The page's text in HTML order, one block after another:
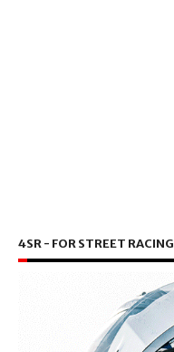
4SR - FOR STREET RACING